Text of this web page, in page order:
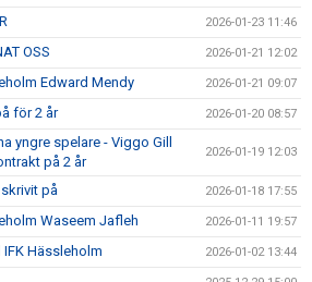
2026-01-23 11:46
OSS 2026-01-21 12:02
Edward Mendy 2026-01-21 09:07
för 2 år 2026-01-20 08:57
yngre spelare - Viggo Gill
på 2 år
2026-01-19 12:03
på 2026-01-18 17:55
Waseem Jafleh 2026-01-11 19:57
IFK Hässleholm 2026-01-02 13:44